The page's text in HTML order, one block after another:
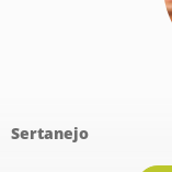
Sertanejo